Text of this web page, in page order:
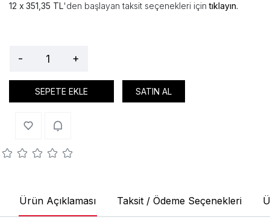
351,35 TL'den başlayan taksit seçenekleri içintıklayın.
- +
SEPETE EKLE SATIN AL
Ürün Açıklaması Taksit / Ödeme Seçenekleri